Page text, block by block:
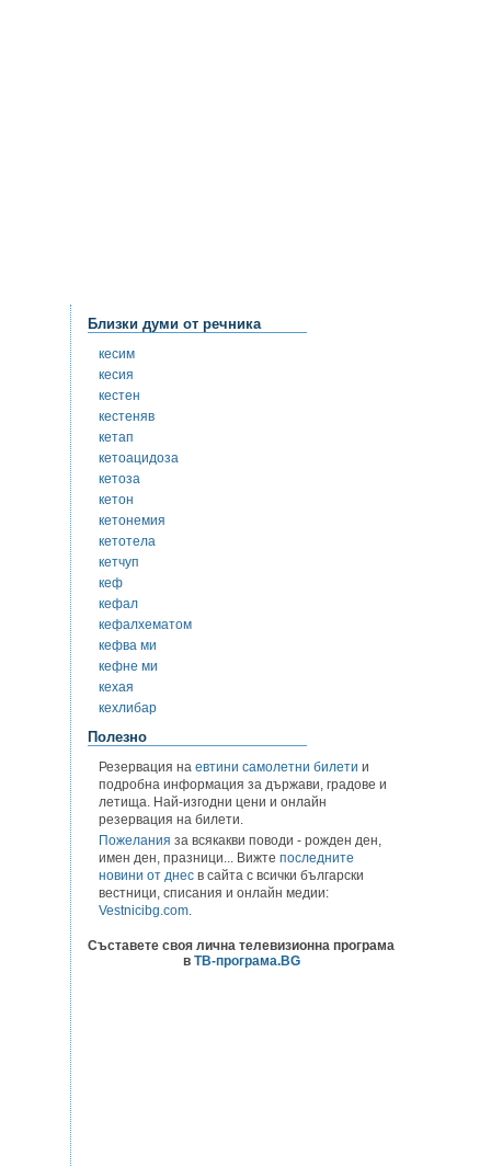
Близки думи от речника
кесим
кесия
кестен
кестеняв
кетап
кетоацидоза
кетоза
кетон
кетонемия
кетотела
кетчуп
кеф
кефал
кефалхематом
кефва ми
кефне ми
кехая
кехлибар
Полезно
Резервация на евтини самолетни билети и
подробна информация за държави, градове и
летища. Най-изгодни цени и онлайн
резервация на билети.
Пожелания за всякакви поводи - рожден ден,
имен ден, празници... Вижте последните
новини от днес в сайта с всички български
вестници, списания и онлайн медии:
Vestnicibg.com.
Съставете своя лична телевизионна програма
в ТВ-програма.BG